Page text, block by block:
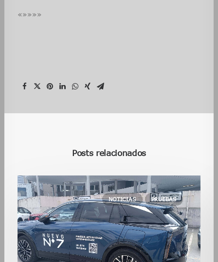
«»»»»
Posts relacionados
NOTICIAS PRUEBAS